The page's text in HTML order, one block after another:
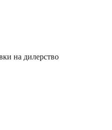
на дилерство